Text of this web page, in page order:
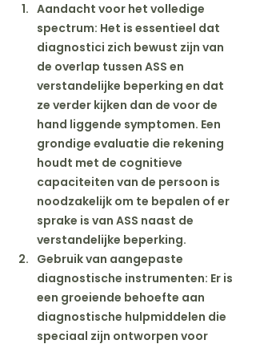
Aandacht voor het volledige
spectrum: Het is essentieel dat
diagnostici zich bewust zijn van
de overlap tussen ASS en
verstandelijke beperking en dat
ze verder kijken dan de voor de
hand liggende symptomen. Een
grondige evaluatie die rekening
houdt met de cognitieve
capaciteiten van de persoon is
noodzakelijk om te bepalen of er
sprake is van ASS naast de
verstandelijke beperking.
Gebruik van aangepaste
diagnostische instrumenten: Er is
een groeiende behoefte aan
diagnostische hulpmiddelen die
speciaal zijn ontworpen voor